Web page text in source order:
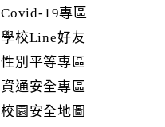
Covid-19專區
學校Line好友
性別平等專區
資通安全專區
校園安全地圖